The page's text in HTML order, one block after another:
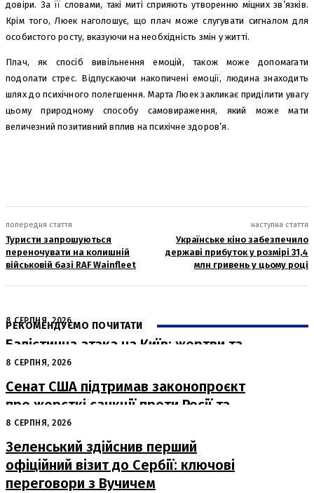
довіри. За її словами, такі миті сприяють утворенню міцних зв’язків.
Крім того, Люек наголошує, що плач може слугувати сигналом для
особистого росту, вказуючи на необхідність змін у житті.
Плач, як спосіб вивільнення емоцій, також може допомагати
подолати стрес. Відпускаючи накопичені емоції, людина знаходить
шлях до психічного полегшення. Марта Люек закликає приділити увагу
цьому природному способу самовираження, який може мати
величезний позитивний вплив на психічне здоров’я.
попередня стаття
Туристи запрошуються
переночувати на колишній
військовій базі RAF Wainfleet
наступна стаття
Українське кіно забезпечило
державі прибуток у розмірі 31,4
млн гривень у цьому році
РЕКОМЕНДУЄМО ПОЧИТАТИ
8 СЕРПНЯ, 2026
Балістична атака на Київ: жертви та
руйнування
8 СЕРПНЯ, 2026
Сенат США підтримав законопроєкт
про жорсткі санкції проти Росії та
Ірану
8 СЕРПНЯ, 2026
Зеленський здійснив перший
офіційний візит до Сербії: ключові
переговори з Вучичем